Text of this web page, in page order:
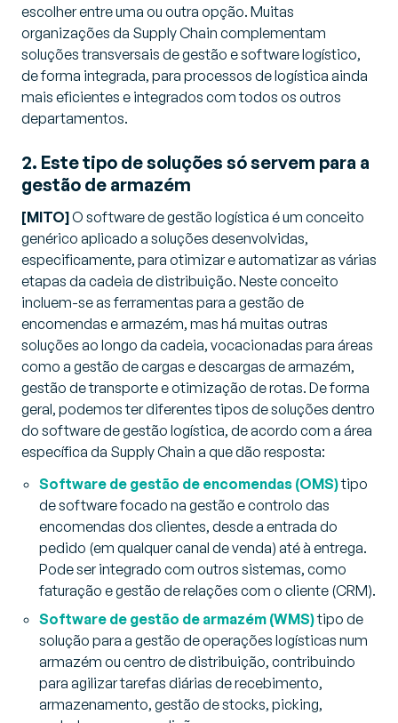
escolher entre uma ou outra opção. Muitas
organizações da Supply Chain complementam
soluções transversais de gestão e software logístico,
de forma integrada, para processos de logística ainda
mais eficientes e integrados com todos os outros
departamentos.
2. Este tipo de soluções só servem para a
gestão de armazém
[MITO]O software de gestão logística é um conceito
genérico aplicado a soluções desenvolvidas,
especificamente, para otimizar e automatizar as várias
etapas da cadeia de distribuição. Neste conceito
incluem-se as ferramentas para a gestão de
encomendas e armazém, mas há muitas outras
soluções ao longo da cadeia, vocacionadas para áreas
como a gestão de cargas e descargas de armazém,
gestão de transporte e otimização de rotas. De forma
geral, podemos ter diferentes tipos de soluções dentro
do software de gestão logística, de acordo com a área
específica da Supply Chain a que dão resposta:
Software de gestão de encomendas (OMS)tipo
de software focado na gestão e controlo das
encomendas dos clientes, desde a entrada do
pedido (em qualquer canal de venda) até à entrega.
Pode ser integrado com outros sistemas, como
faturação e gestão de relações com o cliente (CRM).
Software de gestão de armazém (WMS)tipo de
solução para a gestão de operações logísticas num
armazém ou centro de distribuição, contribuindo
para agilizar tarefas diárias de recebimento,
armazenamento, gestão de stocks, picking,